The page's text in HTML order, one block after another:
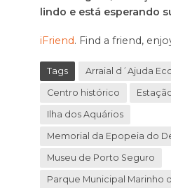
lindo e está esperando
iFriend. Find a friend,
Tags Arraial d´Ajuda
Centro histórico
Ilha dos Aquários
Memorial da Epopeia do
Museu de Porto Seguro
Parque Municipal Marinho